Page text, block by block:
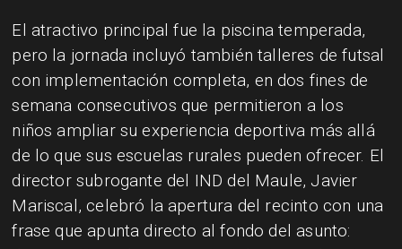
El atractivo principal fue la piscina temperada,
pero la jornada incluyó también talleres de futsal
con implementación completa, en dos fines de
semana consecutivos que permitieron a los
niños ampliar su experiencia deportiva más allá
de lo que sus escuelas rurales pueden ofrecer. El
director subrogante del IND del Maule, Javier
Mariscal, celebró la apertura del recinto con una
frase que apunta directo al fondo del asunto: